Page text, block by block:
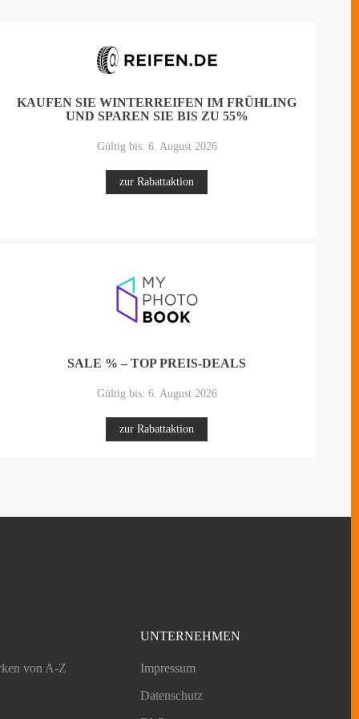
KAUFEN SIE WINTERREIFEN IM FRÜHLING
UND SPAREN SIE BIS ZU 55%
Gültig bis: 6. August 2026
zur Rabattaktion
SALE % – TOP PREIS-DEALS
Gültig bis: 6. August 2026
zur Rabattaktion
von A-Z
UNTERNEHMEN
Impressum
Datenschutz